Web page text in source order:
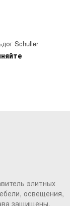
Schuller
элитных
освещения,
защищены.